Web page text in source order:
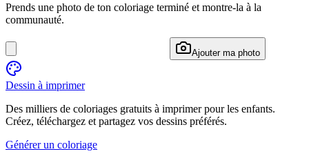
Prends une photo de ton coloriage terminé et montre-la à la
communauté.
Ajouter ma photo
Dessin à imprimer
Des milliers de coloriages gratuits à imprimer pour les enfants.
Créez, téléchargez et partagez vos dessins préférés.
Générer un coloriage